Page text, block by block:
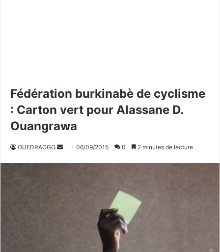
Fédération burkinabè de cyclisme
: Carton vert pour Alassane D.
Ouangrawa
OUEDRAOGO 06/09/2015 0 2 minutes de lecture